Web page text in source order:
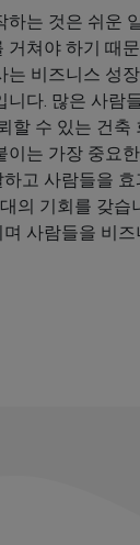
하는 것은 쉬운
거쳐야 하기 때
는 비즈니스 성
다. 많은 사람
할 수 있는 건
이는 가장 중요
고 사람들을
의 기회를 갖
사람들을 비